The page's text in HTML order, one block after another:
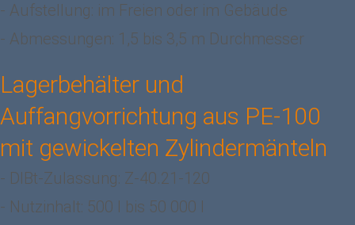
- Aufstellung: im Freien oder im Gebäude
- Abmessungen: 1,5 bis 3,5 m Durchmesser
Lagerbehälter und
Auffangvorrichtung aus PE-100
mit gewickelten Zylindermänteln
- DIBt-Zulassung: Z-40.21-120
- Nutzinhalt: 500 l bis 50 000 l